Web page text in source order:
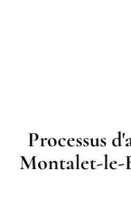
Processus
Montalet-le-